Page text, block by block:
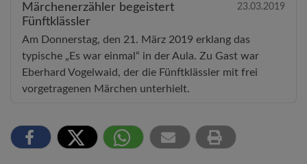
Märchenerzähler begeistert
Fünftklässler
23.03.2019
Am Donnerstag, den 21. März 2019 erklang das
typische „Es war einmal“ in der Aula. Zu Gast war
Eberhard Vogelwaid, der die Fünftklässler mit frei
vorgetragenen Märchen unterhielt.